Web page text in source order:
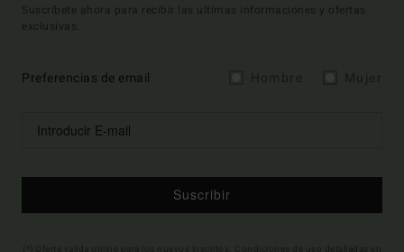
Suscríbete ahora para recibir las ultimas informaciones y ofertas
exclusivas.
Preferencias de email
Suscribir